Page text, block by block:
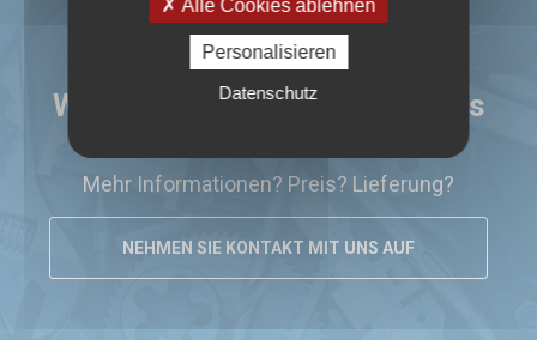
Alle Cookies ablehnen
Personalisieren
Datenschutz
Sie haben Interesse für diese
Werkzeugmaschine oder dieses
Mehr Informationen? Preis? Lieferung?
NEHMEN SIE KONTAKT MIT UNS AUF